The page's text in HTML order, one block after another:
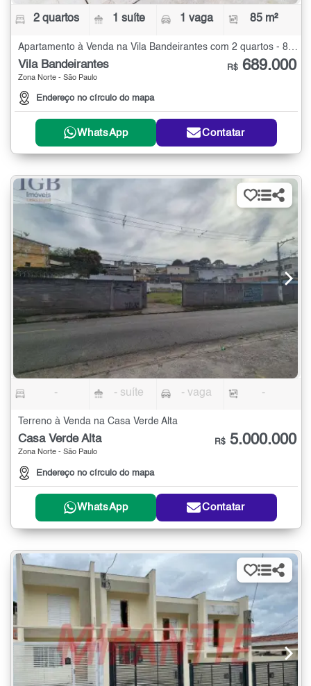
2 quartos 1 suíte 1 vaga 85 m²
Apartamento à Venda na Vila Bandeirantes com 2 quartos - 85 m²
Vila Bandeirantes
Zona Norte - São Paulo
Endereço no círculo do mapa
R$ 689.000
WhatsApp Contatar
- - suíte - vaga -
Terreno à Venda na Casa Verde Alta
Casa Verde Alta
Zona Norte - São Paulo
Endereço no círculo do mapa
R$ 5.000.000
WhatsApp Contatar